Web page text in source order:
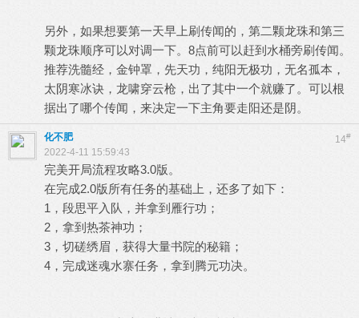
另外，如果想要第一天早上刷传闻的，第二颗龙珠和第三
颗龙珠顺序可以对调一下。8点前可以赶到水桶旁刷传闻。
推荐洗髓经，金钟罩，先天功，纯阳无极功，无名孤本，
太阴寒冰诀，龙啸穿云枪，出了其中一个就赚了。可以根
据出了哪个传闻，来决定一下主角要走阳还是阴。
14#
化不肥
2022-4-11 15:59:43
完美开局流程攻略3.0版。
在完成2.0版所有任务的基础上，还多了如下：
1，段思平入队，并拿到雁行功；
2，拿到热茶神功；
3，切磋绣眉，获得大量书院的秘籍；
4，完成迷魂水寨任务，拿到腾元功决。